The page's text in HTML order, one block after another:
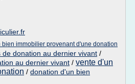
bien immobilier provenant d'une donation
donation au dernier vivant /
au dernier vivant / vente d'un
/ donation d'un bien